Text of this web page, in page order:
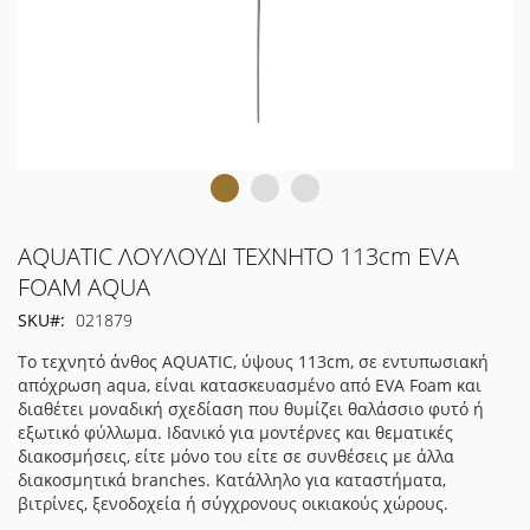
Μετάβαση
στην
αρχή
της
εικόνων
AQUATIC ΛΟΥΛΟΥΔΙ ΤΕΧΝΗΤΟ 113cm EVA
FOAM AQUA
SKU
021879
Το τεχνητό άνθος AQUATIC, ύψους 113cm, σε εντυπωσιακή
απόχρωση aqua, είναι κατασκευασμένο από EVA Foam και
διαθέτει μοναδική σχεδίαση που θυμίζει θαλάσσιο φυτό ή
εξωτικό φύλλωμα. Ιδανικό για μοντέρνες και θεματικές
διακοσμήσεις, είτε μόνο του είτε σε συνθέσεις με άλλα
διακοσμητικά branches. Κατάλληλο για καταστήματα,
βιτρίνες, ξενοδοχεία ή σύγχρονους οικιακούς χώρους.